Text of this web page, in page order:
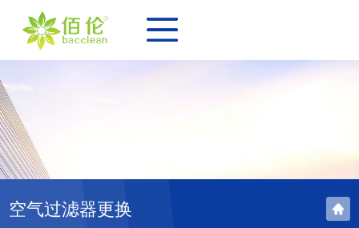
空气过滤器更换